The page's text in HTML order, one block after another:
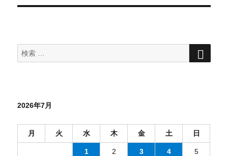
ョ
稿:
検
索
検
2026年7月
月 火 水 木 金 土 日
1 2 3 4 5